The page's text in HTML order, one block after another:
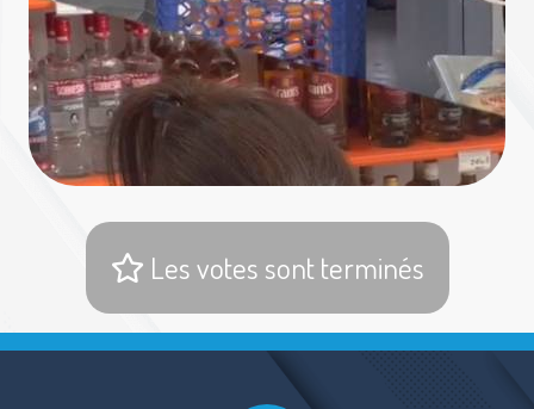
Les votes sont terminés